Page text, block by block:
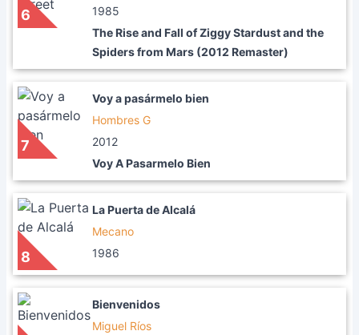
6
1985
The Rise and Fall of Ziggy Stardust and the
Spiders from Mars (2012 Remaster)
7
Voy a pasármelo bien
Hombres G
2012
Voy A Pasarmelo Bien
8
La Puerta de Alcalá
Mecano
1986
Bienvenidos
Miguel Ríos